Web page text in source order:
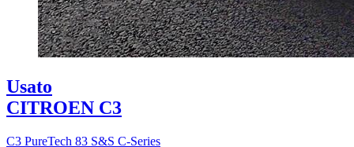
Usato
CITROEN C3
C3 PureTech 83 S&S C-Series